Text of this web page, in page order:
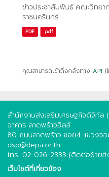
ข่าวประชาสัมพันธ์ คณะวิทยา
ราชนครินทร์
PDF .pdf
คุณสามารถเข้าถึงคลังทาง API (
สำนักงานส่งเสริมเศรษฐกิจดิจิทัล
อาคาร ลาดพร้าวฮิลล์
80 ถนนลาดพร้าว ซอย4 แขวงจ
dsp@depa.or.th
โทร. 02-026-2333 (ติดต่อฝ่ายส่
เว็บไซต์ที่เกี่ยวข้อง